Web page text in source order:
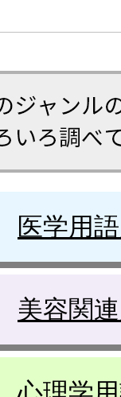
医学用
美容関